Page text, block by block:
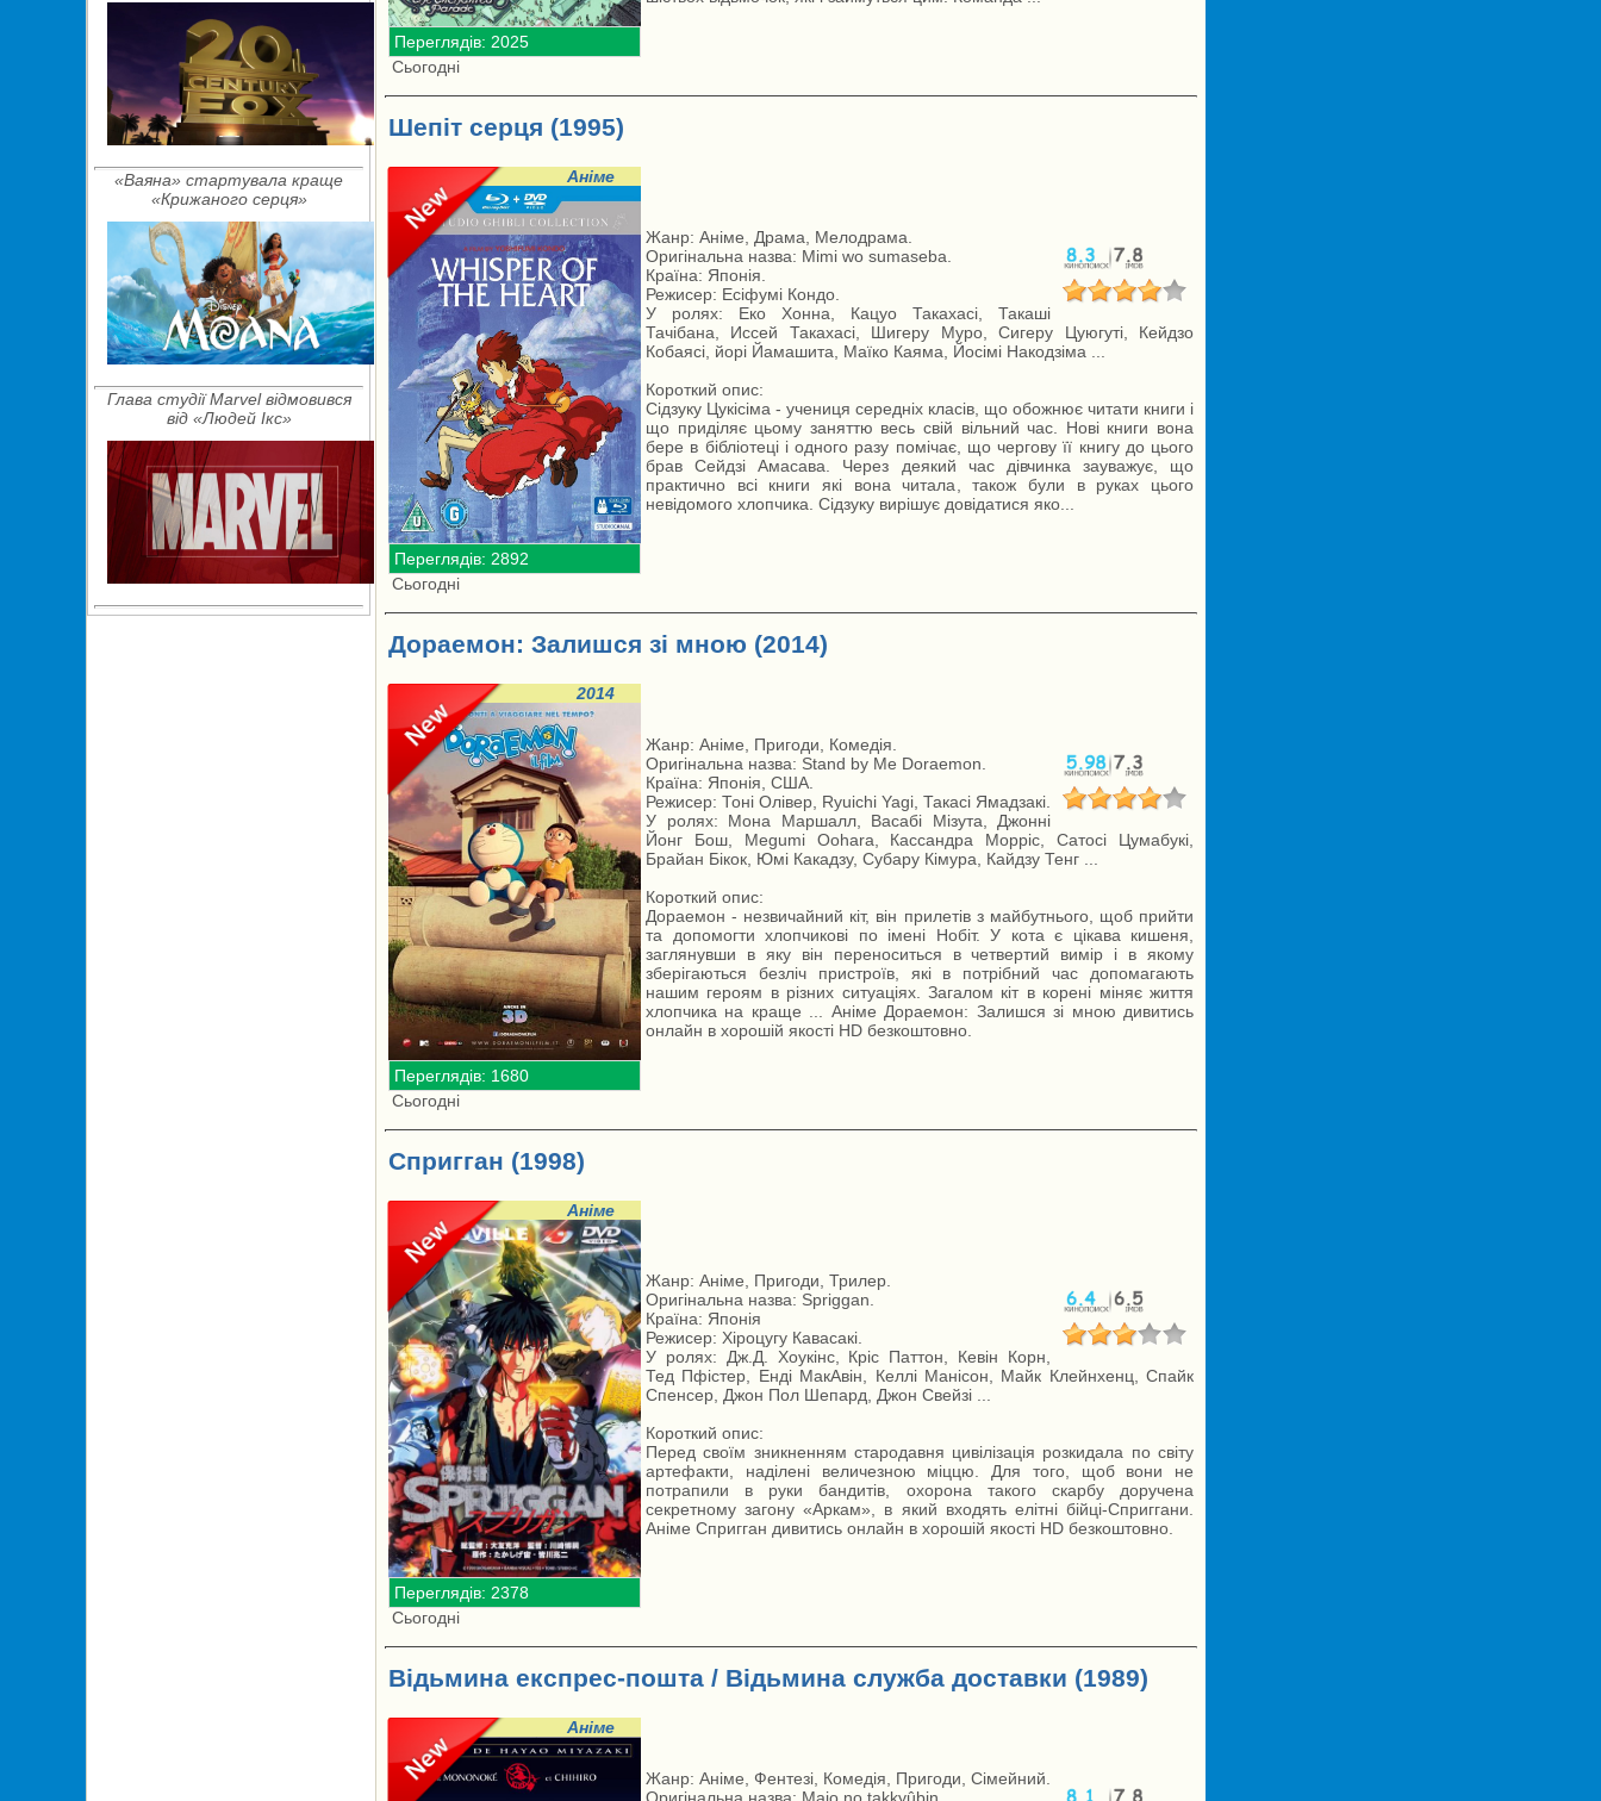
«Ваяна» стартувала краще
«Крижаного серця»
Глава студії Marvel відмовився
від «Людей Ікс»
Переглядів: 2025
Сьогодні
Шепіт серця (1995)
Аніме
Переглядів: 2892
Сьогодні
Жанр: Аніме, Драма, Мелодрама.
Оригінальна назва: Mimi wo sumaseba.
Країна: Японія.
Режисер: Есіфумі Кондо.
У ролях: Еко Хонна, Кацуо Такахасі, Такаші
Тачібана, Иссей Такахасі, Шигеру Муро, Сигеру Цуюгуті, Кейдзо
Кобаясі, йорі Йамашита, Маїко Каяма, Йосімі Накодзіма ...
Короткий опис:
Сідзуку Цукісіма - учениця середніх класів, що обожнює читати книги і
що приділяє цьому заняттю весь свій вільний час. Нові книги вона
бере в бібліотеці і одного разу помічає, що чергову її книгу до цього
брав Сейдзі Амасава. Через деякий час дівчинка зауважує, що
практично всі книги які вона читала, також були в руках цього
невідомого хлопчика. Сідзуку вирішує довідатися яко...
Дораемон: Залишся зі мною (2014)
2014
Переглядів: 1680
Сьогодні
Жанр: Аніме, Пригоди, Комедія.
Оригінальна назва: Stand by Me Doraemon.
Країна: Японія, США.
Режисер: Тоні Олівер, Ryuichi Yagi, Такасі Ямадзакі.
У ролях: Мона Маршалл, Васабі Мізута, Джонні
Йонг Бош, Megumi Oohara, Кассандра Морріс, Сатосі Цумабукі,
Брайан Бікок, Юмі Какадзу, Субару Кімура, Кайдзу Тенг ...
Короткий опис:
Дораемон - незвичайний кіт, він прилетів з майбутнього, щоб прийти
та допомогти хлопчикові по імені Нобіт. У кота є цікава кишеня,
заглянувши в яку він переноситься в четвертий вимір і в якому
зберігаються безліч пристроїв, які в потрібний час допомагають
нашим героям в різних ситуаціях. Загалом кіт в корені міняє життя
хлопчика на краще ... Аніме Дораемон: Залишся зі мною дивитись
онлайн в хорошій якості HD безкоштовно.
Спригган (1998)
Аніме
Переглядів: 2378
Сьогодні
Жанр: Аніме, Пригоди, Трилер.
Оригінальна назва: Spriggan.
Країна: Японія
Режисер: Хіроцугу Кавасакі.
У ролях: Дж.Д. Хоукінс, Кріс Паттон, Кевін Корн,
Тед Пфістер, Енді МакАвін, Келлі Манісон, Майк Клейнхенц, Спайк
Спенсер, Джон Пол Шепард, Джон Свейзі ...
Короткий опис:
Перед своїм зникненням стародавня цивілізація розкидала по світу
артефакти, наділені величезною міццю. Для того, щоб вони не
потрапили в руки бандитів, охорона такого скарбу доручена
секретному загону «Аркам», в який входять елітні бійці-Сприггани.
Аніме Спригган дивитись онлайн в хорошій якості HD безкоштовно.
Відьмина експрес-пошта / Відьмина служба доставки (1989)
Аніме
Жанр: Аніме, Фентезі, Комедія, Пригоди, Сімейний.